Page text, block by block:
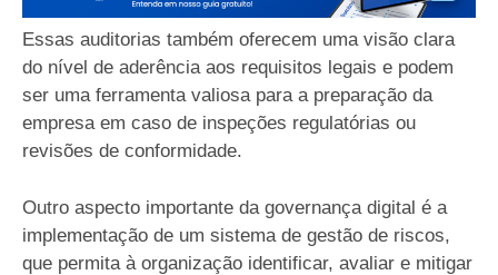
Essas auditorias também oferecem uma visão clara
do nível de aderência aos requisitos legais e podem
ser uma ferramenta valiosa para a preparação da
empresa em caso de inspeções regulatórias ou
revisões de conformidade.
Outro aspecto importante da governança digital é a
implementação de um sistema de gestão de riscos,
que permita à organização identificar, avaliar e mitigar